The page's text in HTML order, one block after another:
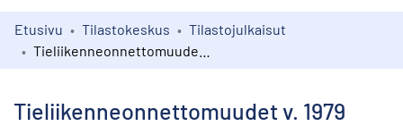
Kokoelmat
Etusivu Tilastokeskus
Tilastojulkaisut
Tieliikenneonnettomuudet v. 1979